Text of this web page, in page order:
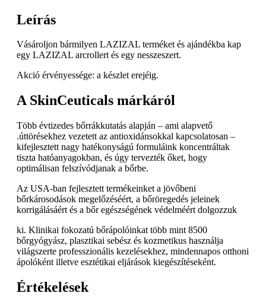
Leírás
Vásároljon bármilyen LAZIZAL terméket és ajándékba kap
egy LAZIZAL arcrollert és egy nesszeszert.
Akció érvényessége: a készlet erejéig.
A SkinCeuticals márkáról
Több évtizedes bőrrákkutatás alapján – ami alapvető
.úttörésekhez vezetett az antioxidánsokkal kapcsolatosan –
kifejlesztett nagy hatékonyságú formuláink koncentráltak
tiszta hatóanyagokban, és úgy tervezték őket, hogy
optimálisan felszívódjanak a bőrbe.
Az USA-ban fejlesztett termékeinket a jövőbeni
bőrkárosodások megelőzéséért, a bőröregedés jeleinek
korrigálásáért és a bőr egészségének védelméért dolgozzuk
ki. Klinikai fokozatú bőrápolóinkat több mint 8500
bőrgyógyász, plasztikai sebész és kozmetikus használja
világszerte professzionális kezelésekhez, mindennapos otthoni
ápolóként illetve esztétikai eljárások kiegészítéseként.
Értékelések